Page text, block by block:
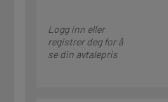
Logg inn eller
registrer deg for å
se din avtalepris